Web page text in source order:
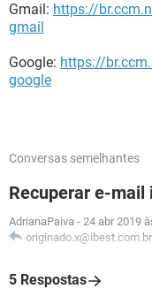
Gmail: https://
gmail
Google: https://
google
Conversas semelhantes
Recuperar e-mail
AdrianaPaiva - 24 abr 2019
originado.x@ibest.com.br
5 Respostas